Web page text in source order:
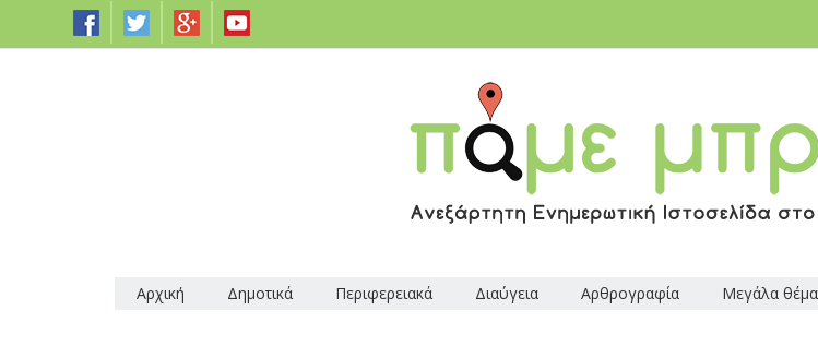
Αρχική Δημοτικά Περιφερειακά Διαύγεια Αρθρογραφία Μεγάλα